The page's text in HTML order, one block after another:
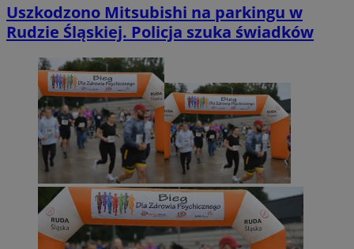
Uszkodzono Mitsubishi na parkingu w
Rudzie Śląskiej. Policja szuka świadków